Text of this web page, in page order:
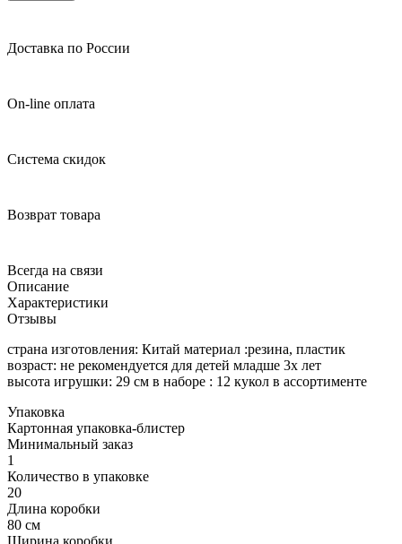
Доставка по России
On-line оплата
Система скидок
Возврат товара
Всегда на связи
Описание
Характеристики
Отзывы
страна изготовления: Китай материал :резина, пластик
возраст: не рекомендуется для детей младше 3х лет
высота игрушки: 29 см в наборе : 12 кукол в ассортименте
Упаковка
Картонная упаковка-блистер
Минимальный заказ
1
Количество в упаковке
20
Длина коробки
80 см
Ширина коробки